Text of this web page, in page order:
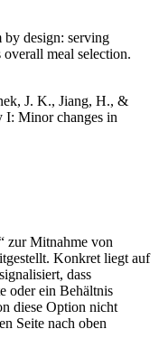
design: serving
meal selection.
J. K., Jiang, H., &
I: Minor changes in
zur Mitnahme von
Konkret liegt auf
dass
oder ein Behältnis
diese Option nicht
Seite nach oben